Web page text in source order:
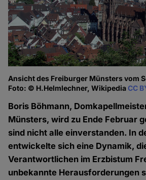
Ansicht des Freiburger Münsters vom
Foto: © H.Helmlechner, WikipediaCC
Boris Böhmann,
Münsters, wird zu Ende Februar
sind nicht alle einverstanden. In
entwickelte sich eine Dynamik,
Verantwortlichen im Erzbistum
unbekannte Herausforderungen